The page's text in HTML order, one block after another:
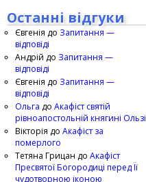
Останні відгуки
Євгенія до Запитання —
відповіді
Андрій до Запитання —
відповіді
Євгенія до Запитання —
відповіді
Ольга до Акафіст святій
рівноапостольній княгині Ользі
Вікторія до Акафіст за
померлого
Тетяна Грицан до Акафіст
Пресвятої Богородиці перед Її
чудотворною іконою